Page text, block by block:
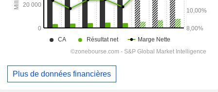
Plus de données financières